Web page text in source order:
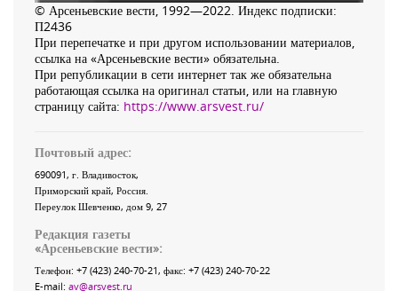
© Арсеньевские вести, 1992—2022. Индекс подписки:
П2436
При перепечатке и при другом использовании материалов,
ссылка на «Арсеньевские вести» обязательна.
При републикации в сети интернет так же обязательна
работающая ссылка на оригинал статьи, или на главную
страницу сайта: https://www.arsvest.ru/
Почтовый адрес:
690091, г. Владивосток,
Приморский край, Россия
Переулок Шевченко, дом 9, 27
Редакция газеты
«Арсеньевские вести»:
Телефон: +7 (423) 240-70-21, факс: +7 (423) 240-70-22
E-mail: av@arsvest.ru